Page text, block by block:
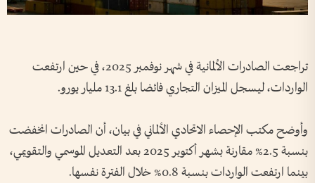
تراجعت الصادرات الألمانية في شهر نوفمبر 2025، في حين ارتفعت
الواردات، ليسجل الميزان التجاري فائضا بلغ 13.1 مليار يورو.
وأوضح مكتب الإحصاء الاتحادي الألماني في بيان، أن الصادرات انخفضت
بنسبة 2.5% مقارنة بشهر أكتوبر 2025 بعد التعديل الموسمي والتقويمي،
بينما ارتفعت الواردات بنسبة 0.8% خلال الفترة نفسها.